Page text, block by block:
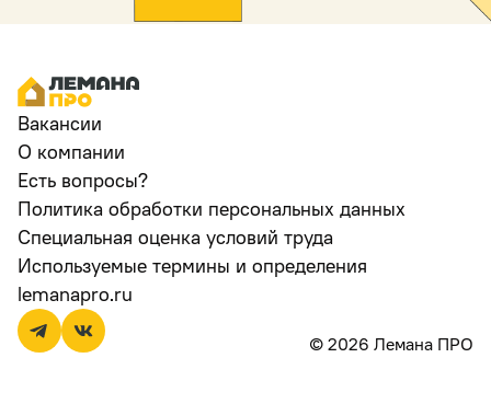
Вакансии
О компании
Есть вопросы?
Политика обработки персональных данных
Специальная оценка условий труда
Используемые термины и определения
lemanapro.ru
© 2026 Лемана ПРО